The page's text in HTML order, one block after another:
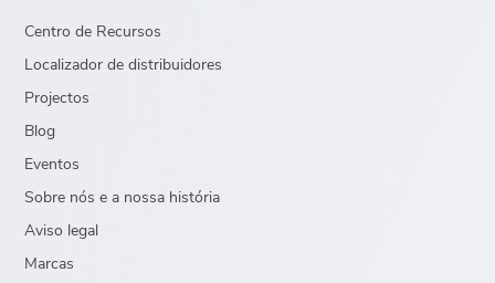
Centro de Recursos
Localizador de distribuidores
Projectos
Blog
Eventos
Sobre nós e a nossa história
Aviso legal
Marcas